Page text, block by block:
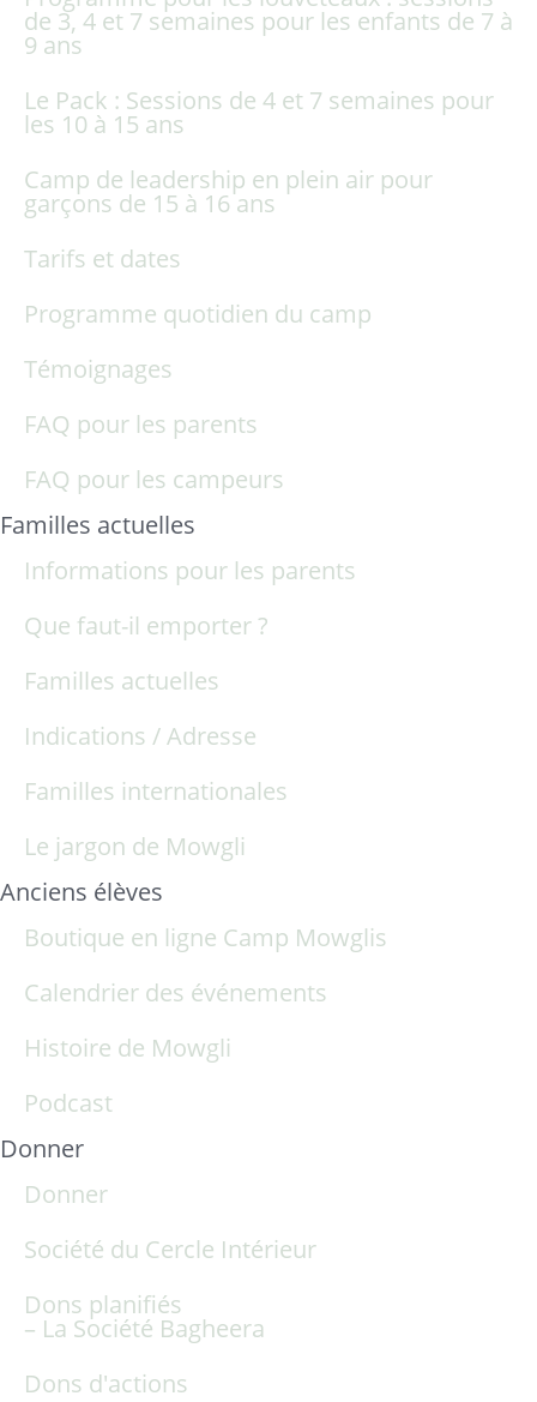
de 3, 4 et 7 semaines pour les enfants de 7 à
9 ans
Le Pack : Sessions de 4 et 7 semaines pour
les 10 à 15 ans
Camp de leadership en plein air pour
garçons de 15 à 16 ans
Tarifs et dates
Programme quotidien du camp
Témoignages
FAQ pour les parents
FAQ pour les campeurs
Familles actuelles
Informations pour les parents
Que faut-il emporter ?
Familles actuelles
Indications / Adresse
Familles internationales
Le jargon de Mowgli
Anciens élèves
Boutique en ligne Camp Mowglis
Calendrier des événements
Histoire de Mowgli
Podcast
Donner
Donner
Société du Cercle Intérieur
Dons planifiés
– La Société Bagheera
Dons d'actions